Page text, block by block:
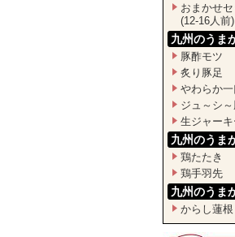
おまかせセ
(12-16人前)
九州のうま
豚酢モツ
炙り豚足
やわらか一
ジュ～シ～
生ジャーキ
九州のうま
鶏たたき
鶏手羽先
九州のうま
からし蓮根